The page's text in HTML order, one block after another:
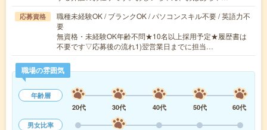
応募資格
職種未経験OK / ブランクOK / パソコンスキル不要 / 英語力不
要
無資格・未経験OK年齢不問★10名以上採用予定★履歴書は
不要です▽応募後の流れ1)翌営業日までに担当…
職場の雰囲気
年齢層
20代
30代 40代 50代
60代
男女比率